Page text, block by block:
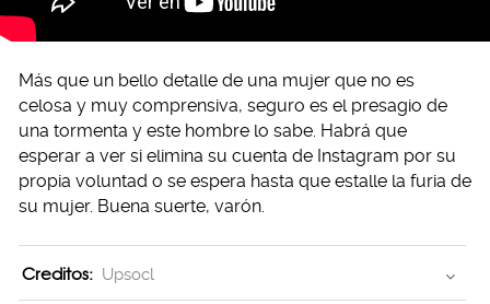
Más que un bello detalle de una mujer que no es
celosa y muy comprensiva, seguro es el presagio de
una tormenta y este hombre lo sabe. Habrá que
esperar a ver si elimina su cuenta de Instagram por su
propia voluntad o se espera hasta que estalle la furia de
su mujer. Buena suerte, varón.
Creditos: Upsocl